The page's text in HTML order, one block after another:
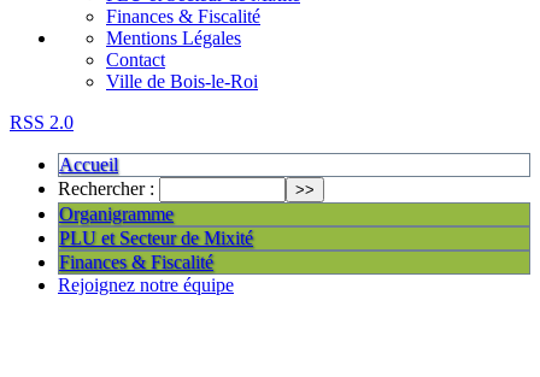
Finances & Fiscalité
Mentions Légales
Contact
Ville de Bois-le-Roi
RSS 2.0
Accueil
Rechercher :
Organigramme
PLU et Secteur de Mixité
Finances & Fiscalité
Rejoignez notre équipe